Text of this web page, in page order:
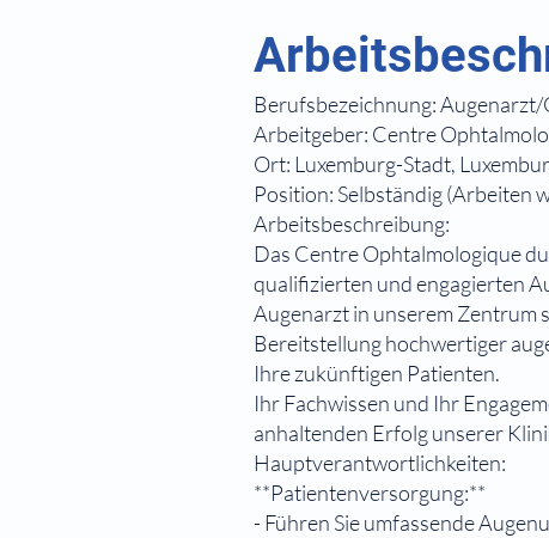
Berufsbezeichnung:
Arbeitgeber: Centre
Ort: Luxemburg-Stadt,
Position: Selbständig (Arbeiten
Arbeitsbeschreibung:
Das Centre Ophtalmologique
qualifizierten und engagierten
Augenarzt in unserem Zentrum
Bereitstellung hochwertiger
Ihre zukünftigen Patienten.
Ihr Fachwissen und Ihr
anhaltenden Erfolg unserer
Hauptverantwortlichkeiten:
**Patientenversorgung:**
- Führen Sie umfassende